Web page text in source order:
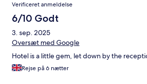
Verificeret anmeldelse
6/10 Godt
3. sep. 2025
Oversæt med Google
Hotel is a little gem, let down by the
Rejse på 6 nætter